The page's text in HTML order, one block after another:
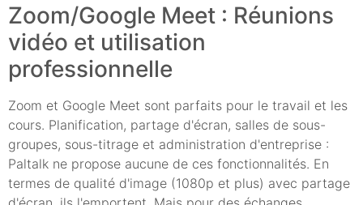
Zoom/Google Meet : Réunions
vidéo et utilisation
professionnelle
Zoom et Google Meet sont parfaits pour le travail et les
cours. Planification, partage d'écran, salles de sous-
groupes, sous-titrage et administration d'entreprise :
Paltalk ne propose aucune de ces fonctionnalités. En
termes de qualité d'image (1080p et plus) avec partage